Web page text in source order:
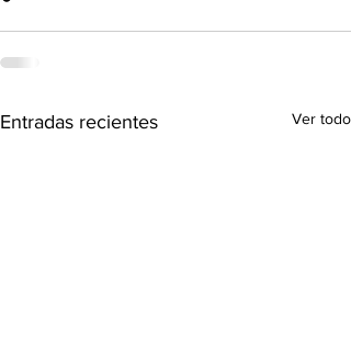
Entradas recientes Ver todo